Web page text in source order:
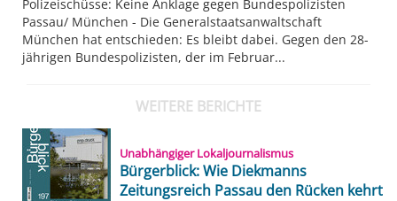
Polizeischüsse: Keine Anklage gegen Bundespolizisten
Passau/ München - Die Generalstaatsanwaltschaft
München hat entschieden: Es bleibt dabei. Gegen den 28-
jährigen Bundespolizisten, der im Februar...
WEITERE BERICHTE
Unabhängiger Lokaljournalismus
Bürgerblick: Wie Diekmanns
Zeitungsreich Passau den Rücken kehrt